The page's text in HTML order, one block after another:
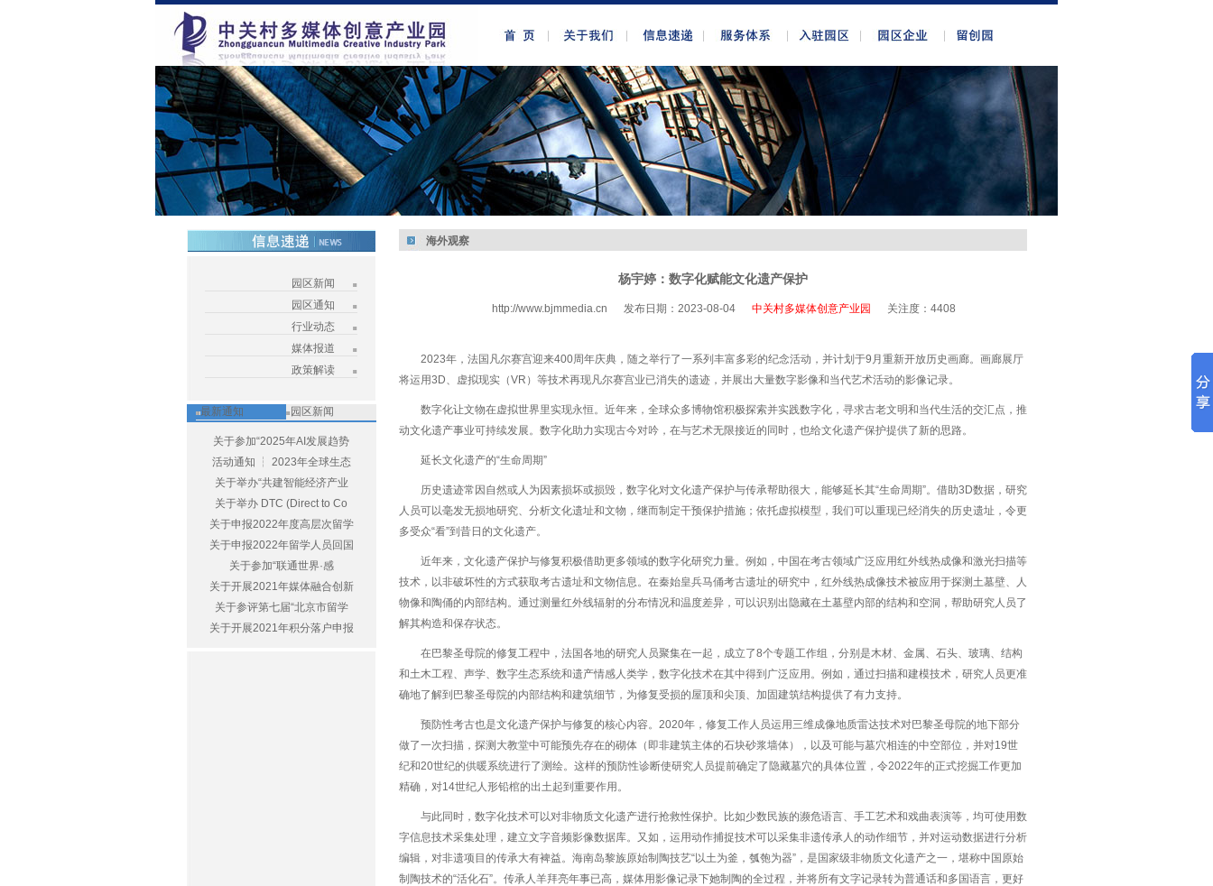
园区新闻
园区通知
行业动态
媒体报道
政策解读
最新通知 园区新闻
关于参加“2025年AI发展趋势
活动通知 ┆ 2023年全球生态
关于举办“共建智能经济产业
关于举办 DTC (Direct to Co
关于申报2022年度高层次留学
关于申报2022年留学人员回国
关于参加“联通世界·感
关于开展2021年媒体融合创新
关于参评第七届“北京市留学
关于开展2021年积分落户申报
海外观察
杨宇婷：数字化赋能文化遗产保护
http://www.bjmmedia.cn 发布日期：2023-08-04 中关村多媒体创意产业园 关注度： 4408
2023年，法国凡尔赛宫迎来400周年庆典，随之举行了一系列丰富多彩的纪念活动，并计划于9月重新开放历史画廊。画廊展厅
将运用3D、虚拟现实（VR）等技术再现凡尔赛宫业已消失的遗迹，并展出大量数字影像和当代艺术活动的影像记录。
数字化让文物在虚拟世界里实现永恒。近年来，全球众多博物馆积极探索并实践数字化，寻求古老文明和当代生活的交汇点，推
动文化遗产事业可持续发展。数字化助力实现古今对吟，在与艺术无限接近的同时，也给文化遗产保护提供了新的思路。
延长文化遗产的“生命周期”
历史遗迹常因自然或人为因素损坏或损毁，数字化对文化遗产保护与传承帮助很大，能够延长其“生命周期”。借助3D数据，研究
人员可以毫发无损地研究、分析文化遗址和文物，继而制定干预保护措施；依托虚拟模型，我们可以重现已经消失的历史遗址，令更
多受众“看”到昔日的文化遗产。
近年来，文化遗产保护与修复积极借助更多领域的数字化研究力量。例如，中国在考古领域广泛应用红外线热成像和激光扫描等
技术，以非破坏性的方式获取考古遗址和文物信息。在秦始皇兵马俑考古遗址的研究中，红外线热成像技术被应用于探测土墓壁、人
物像和陶俑的内部结构。通过测量红外线辐射的分布情况和温度差异，可以识别出隐藏在土墓壁内部的结构和空洞，帮助研究人员了
解其构造和保存状态。
在巴黎圣母院的修复工程中，法国各地的研究人员聚集在一起，成立了8个专题工作组，分别是木材、金属、石头、玻璃、结构
和土木工程、声学、数字生态系统和遗产情感人类学，数字化技术在其中得到广泛应用。例如，通过扫描和建模技术，研究人员更准
确地了解到巴黎圣母院的内部结构和建筑细节，为修复受损的屋顶和尖顶、加固建筑结构提供了有力支持。
预防性考古也是文化遗产保护与修复的核心内容。2020年，修复工作人员运用三维成像地质雷达技术对巴黎圣母院的地下部分
做了一次扫描，探测大教堂中可能预先存在的砌体（即非建筑主体的石块砂浆墙体），以及可能与墓穴相连的中空部位，并对19世
纪和20世纪的供暖系统进行了测绘。这样的预防性诊断使研究人员提前确定了隐藏墓穴的具体位置，令2022年的正式挖掘工作更加
精确，对14世纪人形铅棺的出土起到重要作用。
与此同时，数字化技术可以对非物质文化遗产进行抢救性保护。比如少数民族的濒危语言、手工艺术和戏曲表演等，均可使用数
字信息技术采集处理，建立文字音频影像数据库。又如，运用动作捕捉技术可以采集非遗传承人的动作细节，并对运动数据进行分析
编辑，对非遗项目的传承大有裨益。海南岛黎族原始制陶技艺“以土为釜，瓠匏为器”，是国家级非物质文化遗产之一，堪称中国原始
制陶技术的“活化石”。传承人羊拜亮年事已高，媒体用影像记录下她制陶的全过程，并将所有文字记录转为普通话和多国语言，更好